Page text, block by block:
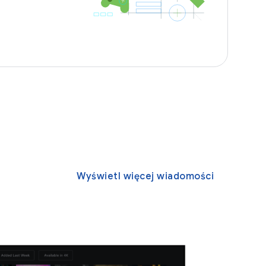
Wyświetl więcej wiadomości